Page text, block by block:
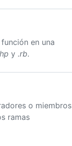
en una
y .rb.
o miembros
ramas